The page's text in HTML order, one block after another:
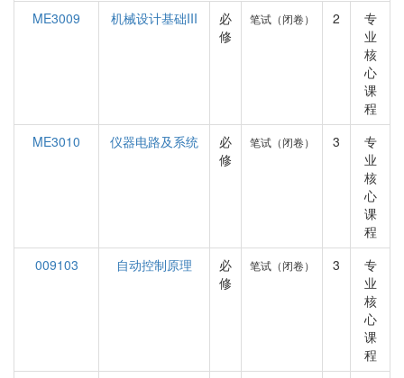
ME3009 机械设计基础III
必
修
笔试（闭卷） 2
专
业
核
心
课
程
ME3010
仪器电路及系统
必
修
笔试（闭卷） 3
专
业
核
心
课
程
009103
自动控制原理
必
修
笔试（闭卷） 3
专
业
核
心
课
程